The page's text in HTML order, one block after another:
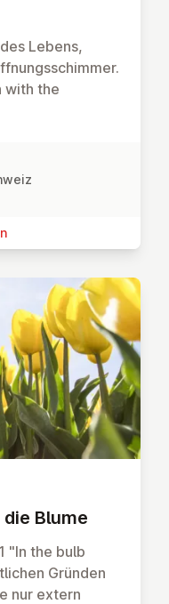
Lebens,
with the
Blume
"In the bulb
Gründen
nur extern